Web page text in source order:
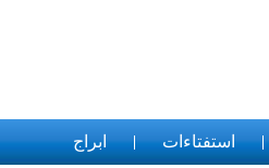
استفتاءات ابراج